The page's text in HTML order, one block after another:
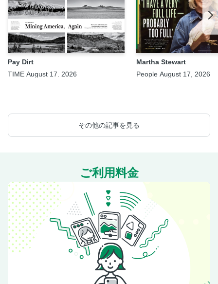
Pay Dirt
TIME August 17. 2026
Martha Stewart
People August 17, 2026
その他の記事を見る
ご利用料金